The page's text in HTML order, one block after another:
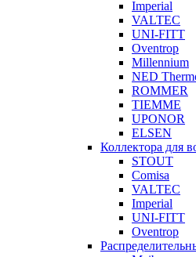
Imperial
VALTEC
UNI-FITT
Oventrop
Millennium
NED
ROMMER
TIEMME
UPONOR
ELSEN
Коллектора для
STOUT
Comisa
VALTEC
Imperial
UNI-FITT
Oventrop